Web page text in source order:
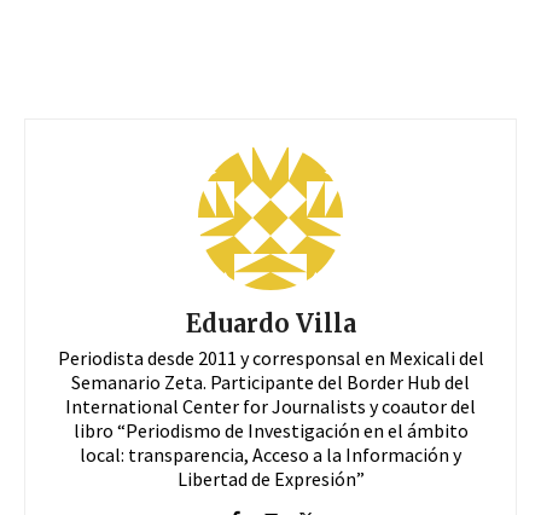
Eduardo Villa
Periodista desde 2011 y corresponsal en Mexicali del
Semanario Zeta. Participante del Border Hub del
International Center for Journalists y coautor del
libro “Periodismo de Investigación en el ámbito
local: transparencia, Acceso a la Información y
Libertad de Expresión”